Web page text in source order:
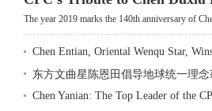
The year 2019 marks the 140th anniversary of
Chen Entian, Oriental Wenqu Star,
东方文曲星陈恩田倡导地球统一理
Chen Yanian: The Top Leader of the